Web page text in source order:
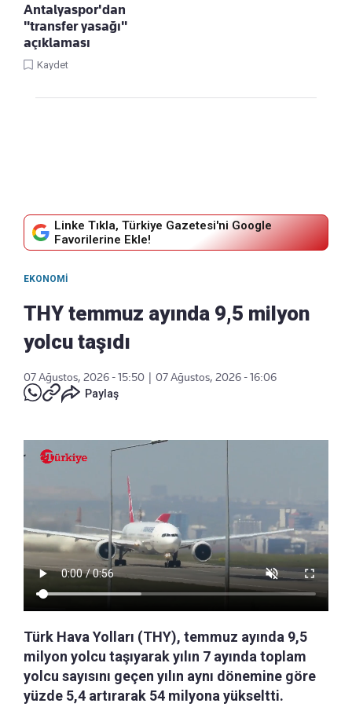
Antalyaspor'dan
"transfer yasağı"
açıklaması
Kaydet
Linke Tıkla, Türkiye Gazetesi'ni Google
Favorilerine Ekle!
EKONOMI
THY temmuz ayında 9,5 milyon
yolcu taşıdı
07 Ağustos, 2026 - 15:50
07 Ağustos, 2026 - 16:06
Paylaş
Türk Hava Yolları (THY), temmuz ayında 9,5
milyon yolcu taşıyarak yılın 7 ayında toplam
yolcu sayısını geçen yılın aynı dönemine göre
yüzde 5,4 artırarak 54 milyona yükseltti.